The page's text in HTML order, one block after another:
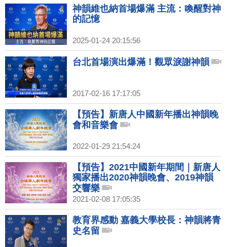
神韻維也納首場爆滿 主流：喚醒對神
的記憶
2025-01-24 20:15:56
台北首場演出爆滿！觀眾淚謝神韻
2017-02-16 17:17:05
【預告】新唐人中國新年播出神韻晚
會和音樂會
2022-01-29 21:54:24
【預告】2021中國新年期間｜新唐人
獨家播出2020神韻晚會、2019神韻
交響樂
2021-02-08 17:05:35
教育界感動 嘉義大學校長：神韻將青
史名留